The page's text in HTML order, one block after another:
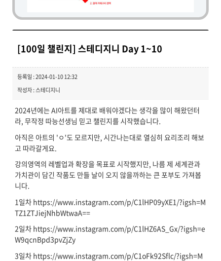
[100일 챌린지] 스테디지니 Day 1~10
등록일 : 2024-01-10 12:32
작성자 : 스테디지니
2024년에는 AI아트를 제대로 배워야겠다는 생각을 많이 해왔던터
라, 무작정 따능선생님 믿고 챌린지를 시작했습니다.
아직은 아트의 'ㅇ'도 모르지만, 시간나는대로 열심히 요리조리 해보
고 따라갈게요.
강의영역의 레벨업과 확장을 목표로 시작했지만, 나름 제 세계관과
가치관이 담긴 작품도 만들 날이 오지 않을까하는 큰 포부도 가져봅
니다.
1일차 https://www.instagram.com/p/C1lHP09yXE1/?igsh=M
TZ1ZTJiejNhbWtwaA==
2일차 https://www.instagram.com/p/C1lHZ6AS_Gx/?igsh=e
W9qcnBpd3pvZjZy
3일차 https://www.instagram.com/p/C1oFk92Sflc/?igsh=M